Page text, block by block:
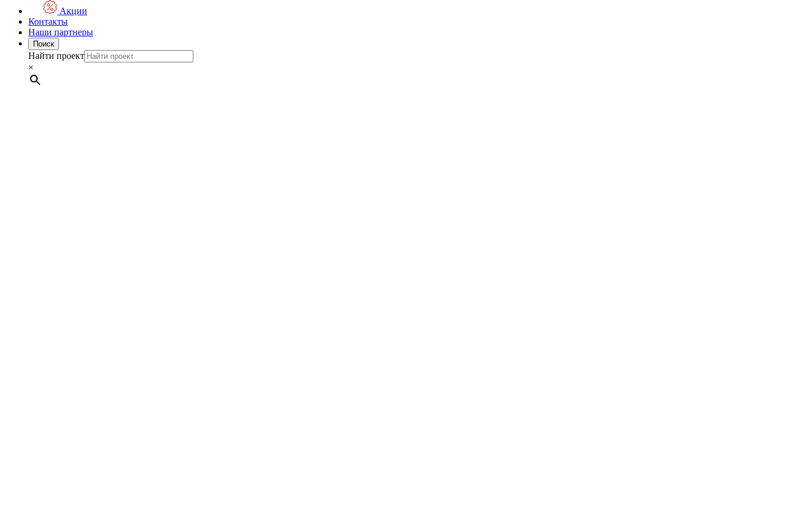
Акции
Контакты
Наши партнеры
Поиск
Найти проект
×